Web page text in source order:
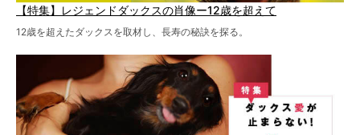
【特集】レジェンドダックスの肖像ー12歳を超えて
12歳を超えたダックスを取材し、長寿の秘訣を探る。